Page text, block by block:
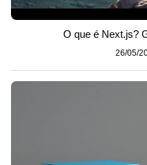
O que é Next.js?
26/05/